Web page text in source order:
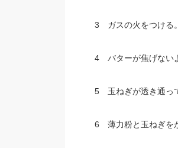
3 ガスの火をつける
4 バターが焦げない
5 玉ねぎが透き通っ
6 薄力粉と玉ねぎを